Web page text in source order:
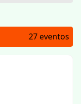
27 eventos